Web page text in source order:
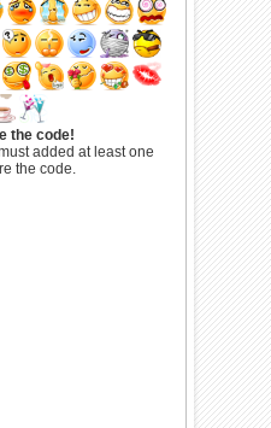
the code!
added at least one
the code.